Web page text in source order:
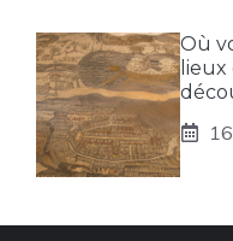
Où